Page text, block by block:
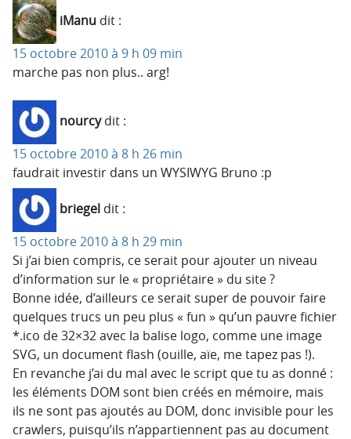
iManu dit :
15 octobre 2010 à 9 h 09 min
marche pas non plus.. arg!
nourcy dit :
15 octobre 2010 à 8 h 26 min
faudrait investir dans un WYSIWYG Bruno :p
briegel dit :
15 octobre 2010 à 8 h 29 min
Si j’ai bien compris, ce serait pour ajouter un niveau
d’information sur le « propriétaire » du site ?
Bonne idée, d’ailleurs ce serait super de pouvoir faire
quelques trucs un peu plus « fun » qu’un pauvre fichier
*.ico de 32×32 avec la balise logo, comme une image
SVG, un document flash (ouille, aïe, me tapez pas !).
En revanche j’ai du mal avec le script que tu as donné :
les éléments DOM sont bien créés en mémoire, mais
ils ne sont pas ajoutés au DOM, donc invisible pour les
crawlers, puisqu’ils n’appartiennent pas au document